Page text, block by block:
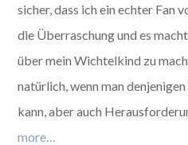
sicher, dass ich ein echter Fan
die Überraschung und es
über mein Wichtelkind zu
natürlich, wenn man
kann, aber auch
more…